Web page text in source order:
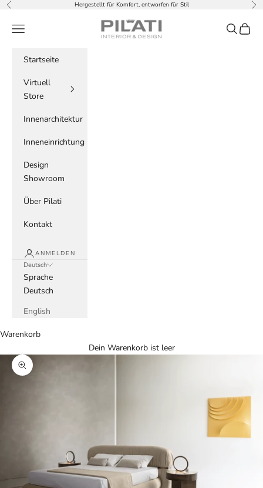
Zum Inhalt springen
Zurück Hergestellt für Komfort, entworfen für Stil Vor
PILATI
Menü Suchen
Startseite
Virtuell
Store
Innenarchitektur
Inneneinrichtung
Design
Showroom
Über Pilati
Kontakt
ANMELDEN
Deutsch
Sprache
Deutsch
English
Warenkorb
Dein Warenkorb ist leer
Bild vergrößern